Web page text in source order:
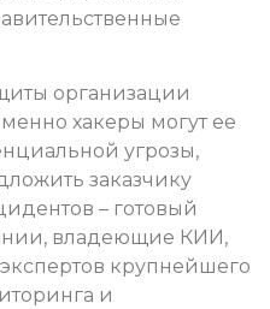
организации
хакеры могут ее
угрозы,
заказчику
– готовый
владеющие КИИ,
крупнейшего
и